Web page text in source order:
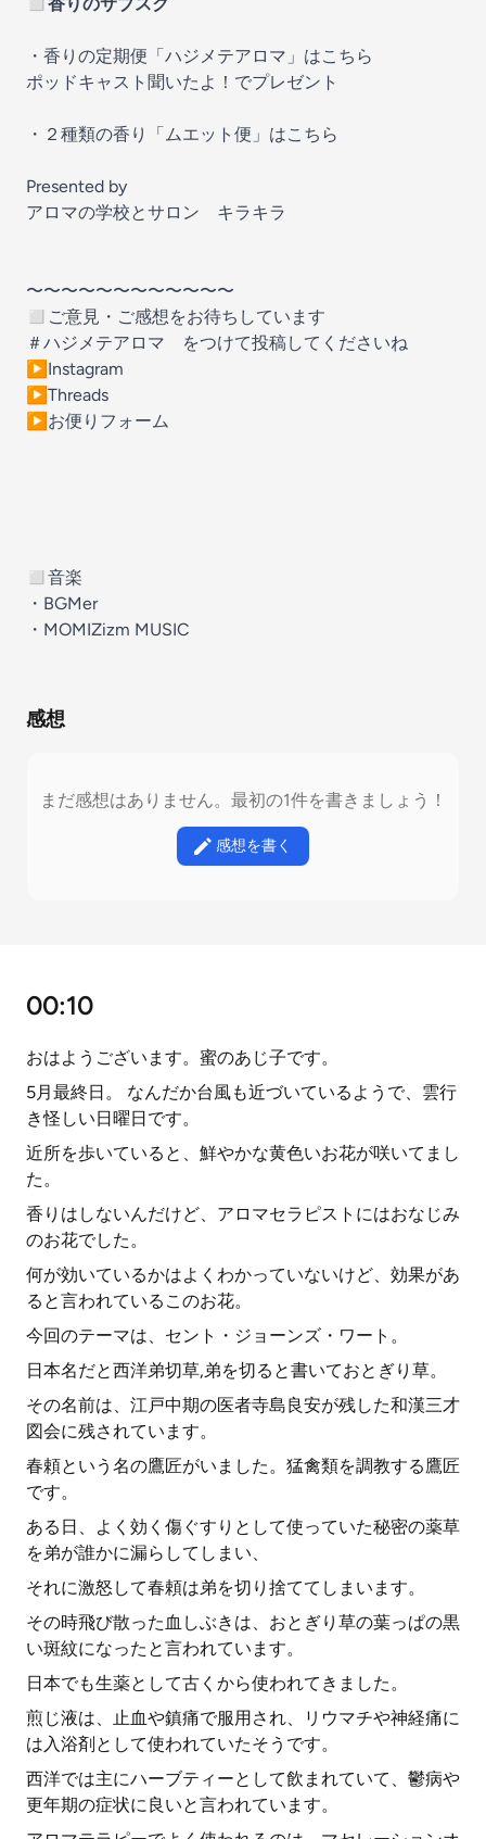
・ 香りの定期便「ハジメテアロマ」はこちら
ポッドキャスト聞いたよ！でプレゼント
・ ２種類の香り「ムエット便」はこちら
Presented by
アロマの学校とサロン キラキラ
〜〜〜〜〜〜〜〜〜〜〜〜
◻︎ご意見・ご感想をお待ちしています
＃ハジメテアロマ をつけて投稿してくださいね
▶︎ Instagram
▶︎ Threads
▶︎ お便りフォーム
◻︎音楽
・ BGMer
・ MOMIZizm MUSIC
感想
まだ感想はありません。最初の1件を書きましょう！
感想を書く
00:10
おはようございます。蜜のあじ子です。
5月最終日。 なんだか台風も近づいているようで、雲行
き怪しい日曜日です。
近所を歩いていると、鮮やかな黄色いお花が咲いてまし
た。
香りはしないんだけど、アロマセラピストにはおなじみ
のお花でした。
何が効いているかはよくわかっていないけど、効果があ
ると言われているこのお花。
今回のテーマは、セント・ジョーンズ・ワート。
日本名だと西洋弟切草,弟を切ると書いておとぎり草。
その名前は、江戸中期の医者寺島良安が残した和漢三才
図会に残されています。
春頼という名の鷹匠がいました。猛禽類を調教する鷹匠
です。
ある日、よく効く傷ぐすりとして使っていた秘密の薬草
を弟が誰かに漏らしてしまい、
それに激怒して春頼は弟を切り捨ててしまいます。
その時飛び散った血しぶきは、おとぎり草の葉っぱの黒
い斑紋になったと言われています。
日本でも生薬として古くから使われてきました。
煎じ液は、止血や鎮痛で服用され、リウマチや神経痛に
は入浴剤として使われていたそうです。
西洋では主にハーブティーとして飲まれていて、鬱病や
更年期の症状に良いと言われています。